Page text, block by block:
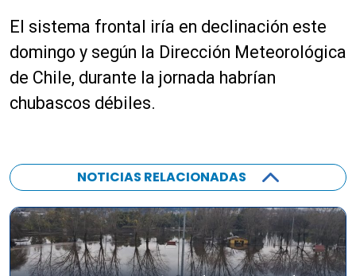
El sistema frontal iría en declinación este
domingo y según la Dirección Meteorológica
de Chile, durante la jornada habrían
chubascos débiles.
NOTICIAS RELACIONADAS